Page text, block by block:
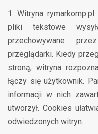
1. Witryna
pliki tekstowe
przechowywane
przeglądarki. Kiedy
stroną, witryna
łączy się użytkownik.
informacji w nich
utworzył. Cookies
odwiedzonych witryn.